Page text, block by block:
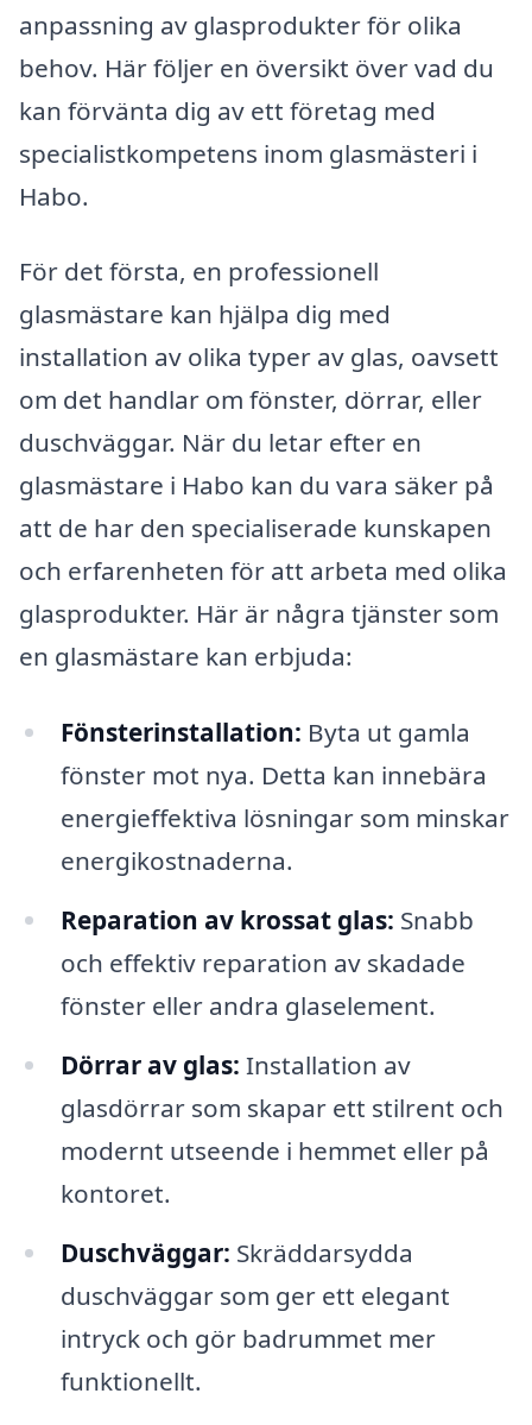
anpassning av glasprodukter för olika
behov. Här följer en översikt över vad du
kan förvänta dig av ett företag med
specialistkompetens inom glasmästeri i
Habo.
För det första, en professionell
glasmästare kan hjälpa dig med
installation av olika typer av glas, oavsett
om det handlar om fönster, dörrar, eller
duschväggar. När du letar efter en
glasmästare i Habo kan du vara säker på
att de har den specialiserade kunskapen
och erfarenheten för att arbeta med olika
glasprodukter. Här är några tjänster som
en glasmästare kan erbjuda:
Fönsterinstallation: Byta ut gamla
fönster mot nya. Detta kan innebära
energieffektiva lösningar som minskar
energikostnaderna.
Reparation av krossat glas: Snabb
och effektiv reparation av skadade
fönster eller andra glaselement.
Dörrar av glas: Installation av
glasdörrar som skapar ett stilrent och
modernt utseende i hemmet eller på
kontoret.
Duschväggar: Skräddarsydda
duschväggar som ger ett elegant
intryck och gör badrummet mer
funktionellt.